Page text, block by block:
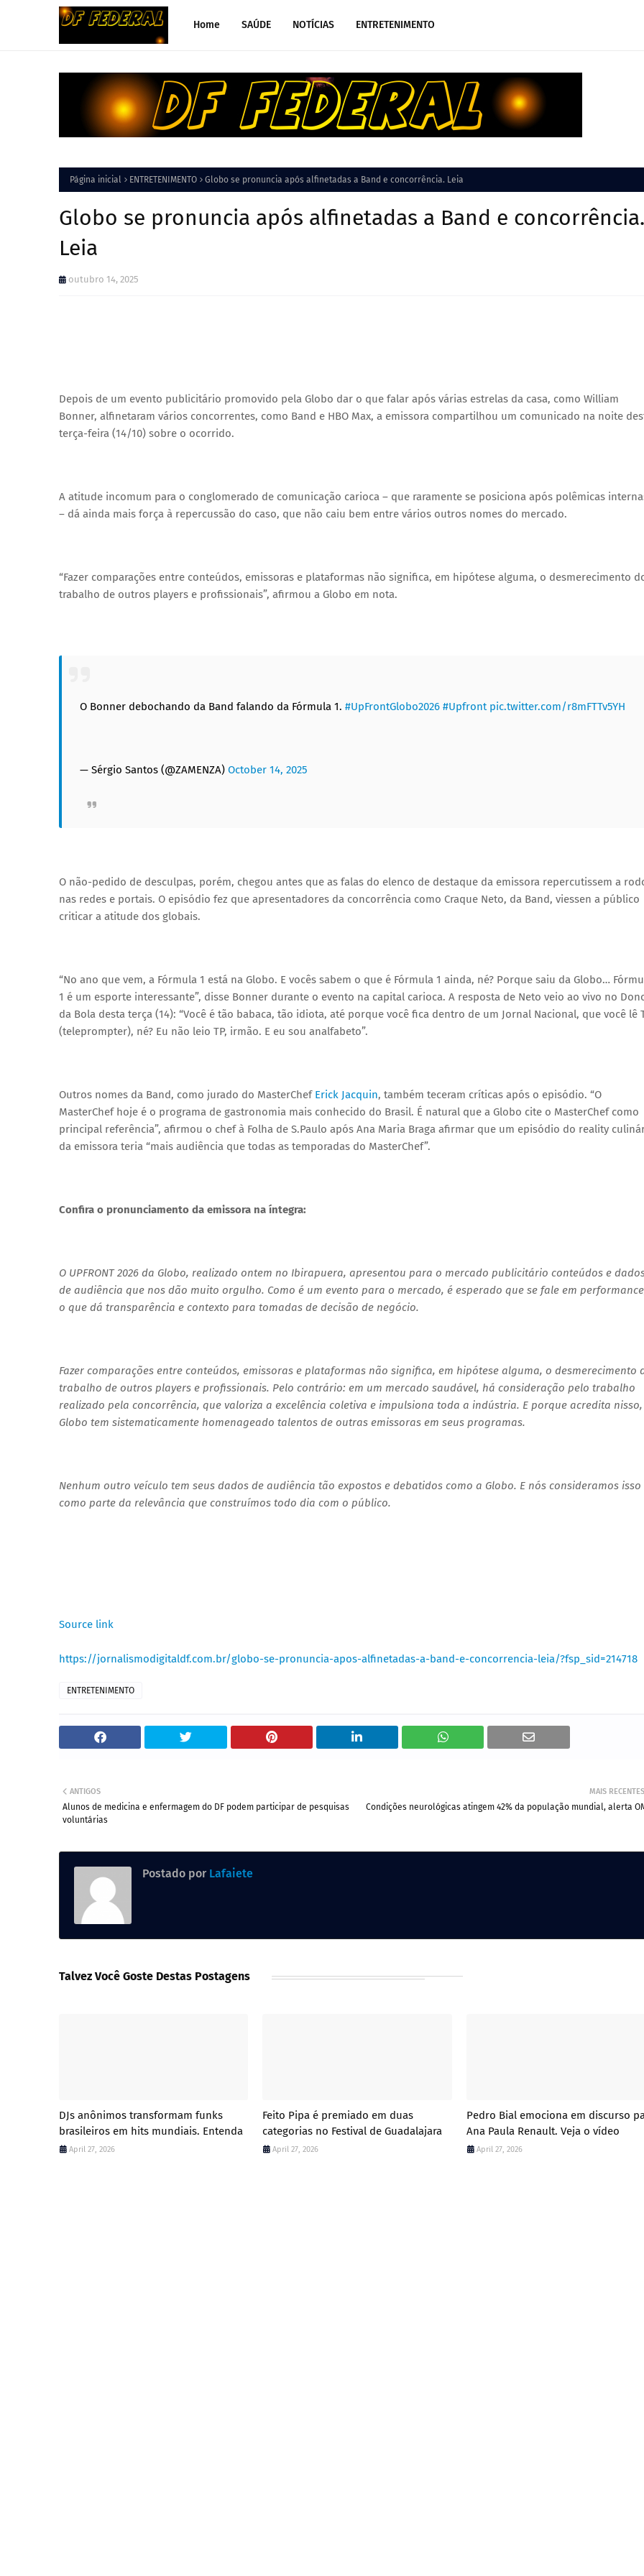
Home SAÚDE NOTÍCIAS ENTRETENIMENTO
Página inicial ENTRETENIMENTO Globo se pronuncia após alfinetadas a Band e concorrência. Leia
Globo se pronuncia após alfinetadas a Band e concorrência.
Leia
outubro 14, 2025
Depois de um evento publicitário promovido pela Globo dar o que falar após várias estrelas da casa, como William
Bonner, alfinetaram vários concorrentes, como Band e HBO Max, a emissora compartilhou um comunicado na noite
terça-feira (14/10) sobre o ocorrido.
A atitude incomum para o conglomerado de comunicação carioca – que raramente se posiciona após polêmicas
– dá ainda mais força à repercussão do caso, que não caiu bem entre vários outros nomes do mercado.
“Fazer comparações entre conteúdos, emissoras e plataformas não significa, em hipótese alguma, o desmerecimento
trabalho de outros players e profissionais”, afirmou a Globo em nota.
O Bonner debochando da Band falando da Fórmula 1. #UpFrontGlobo2026 #Upfront pic.twitter.com/r8mFTTv5YH
— Sérgio Santos (@ZAMENZA) October 14, 2025
O não-pedido de desculpas, porém, chegou antes que as falas do elenco de destaque da emissora repercutissem a
nas redes e portais. O episódio fez que apresentadores da concorrência como Craque Neto, da Band, viessen a público
criticar a atitude dos globais.
“No ano que vem, a Fórmula 1 está na Globo. E vocês sabem o que é Fórmula 1 ainda, né? Porque saiu da Globo…
1 é um esporte interessante”, disse Bonner durante o evento na capital carioca. A resposta de Neto veio ao vivo no
da Bola desta terça (14): “Você é tão babaca, tão idiota, até porque você fica dentro de um Jornal Nacional, que você lê
(teleprompter), né? Eu não leio TP, irmão. E eu sou analfabeto”.
Outros nomes da Band, como jurado do MasterChef Erick Jacquin, também teceram críticas após o episódio. “O
MasterChef hoje é o programa de gastronomia mais conhecido do Brasil. É natural que a Globo cite o MasterChef como
principal referência”, afirmou o chef à Folha de S.Paulo após Ana Maria Braga afirmar que um episódio do reality
da emissora teria “mais audiência que todas as temporadas do MasterChef”.
Confira o pronunciamento da emissora na íntegra:
O UPFRONT 2026 da Globo, realizado ontem no Ibirapuera, apresentou para o mercado publicitário conteúdos e
de audiência que nos dão muito orgulho. Como é um evento para o mercado, é esperado que se fale em
o que dá transparência e contexto para tomadas de decisão de negócio.
Fazer comparações entre conteúdos, emissoras e plataformas não significa, em hipótese alguma, o desmerecimento
trabalho de outros players e profissionais. Pelo contrário: em um mercado saudável, há consideração pelo trabalho
realizado pela concorrência, que valoriza a excelência coletiva e impulsiona toda a indústria. E porque acredita
Globo tem sistematicamente homenageado talentos de outras emissoras em seus programas.
Nenhum outro veículo tem seus dados de audiência tão expostos e debatidos como a Globo. E nós consideramos isso
como parte da relevância que construímos todo dia com o público.
Source link
https://jornalismodigitaldf.com.br/globo-se-pronuncia-apos-alfinetadas-a-band-e-concorrencia-leia/?fsp_sid=214718
ENTRETENIMENTO
MAIS RECENTES
Condições neurológicas atingem 42% da população mundial, alerta
ANTIGOS
Alunos de medicina e enfermagem do DF podem participar de pesquisas
voluntárias
Postado por Lafaiete
Talvez Você Goste Destas Postagens
DJs anônimos transformam funks
brasileiros em hits mundiais. Entenda
April 27, 2026
Feito Pipa é premiado em duas
categorias no Festival de Guadalajara
April 27, 2026
Pedro Bial emociona em discurso
Ana Paula Renault. Veja o vídeo
April 27, 2026